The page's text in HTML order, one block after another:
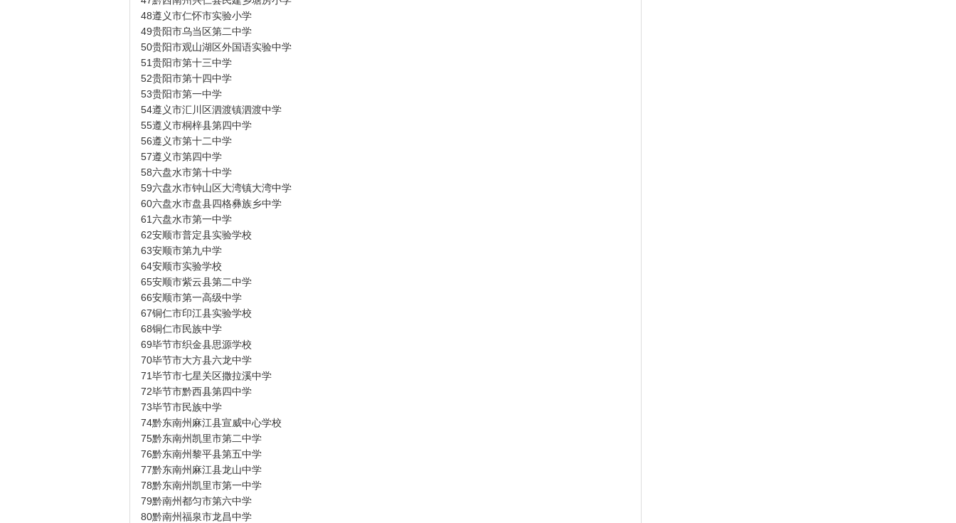
48遵义市仁怀市实验小学
49贵阳市乌当区第二中学
50贵阳市观山湖区外国语实验中学
51贵阳市第十三中学
52贵阳市第十四中学
53贵阳市第一中学
54遵义市汇川区泗渡镇泗渡中学
55遵义市桐梓县第四中学
56遵义市第十二中学
57遵义市第四中学
58六盘水市第十中学
59六盘水市钟山区大湾镇大湾中学
60六盘水市盘县四格彝族乡中学
61六盘水市第一中学
62安顺市普定县实验学校
63安顺市第九中学
64安顺市实验学校
65安顺市紫云县第二中学
66安顺市第一高级中学
67铜仁市印江县实验学校
68铜仁市民族中学
69毕节市织金县思源学校
70毕节市大方县六龙中学
71毕节市七星关区撒拉溪中学
72毕节市黔西县第四中学
73毕节市民族中学
74黔东南州麻江县宣威中心学校
75黔东南州凯里市第二中学
76黔东南州黎平县第五中学
77黔东南州麻江县龙山中学
78黔东南州凯里市第一中学
79黔南州都匀市第六中学
80黔南州福泉市龙昌中学